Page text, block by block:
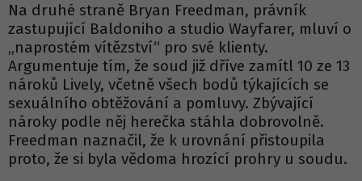
Na druhé straně Bryan Freedman, právník
zastupující Baldoniho a studio Wayfarer, mluví o
„naprostém vítězství“ pro své klienty.
Argumentuje tím, že soud již dříve zamítl 10 ze 13
nároků Lively, včetně všech bodů týkajících se
sexuálního obtěžování a pomluvy. Zbývající
nároky podle něj herečka stáhla dobrovolně.
Freedman naznačil, že k urovnání přistoupila
proto, že si byla vědoma hrozící prohry u soudu.